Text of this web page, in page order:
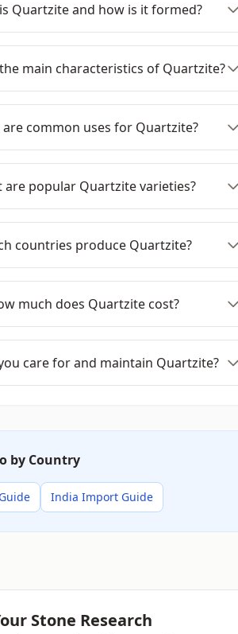
Quartzite and how is it formed?
main characteristics of Quartzite?
are common uses for Quartzite?
are popular Quartzite varieties?
countries produce Quartzite?
much does Quartzite cost?
care for and maintain Quartzite?
by Country
India Import Guide
Stone Research